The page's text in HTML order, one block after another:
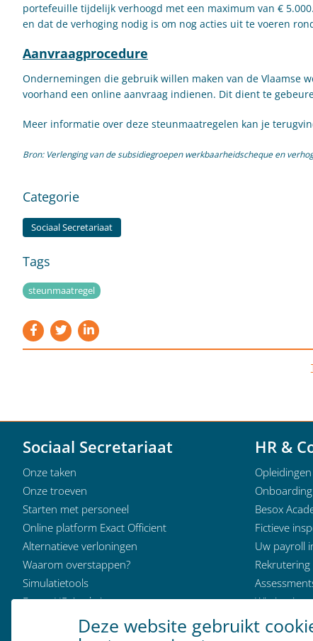
portefeuille tijdelijk verhoogd met een maximum van €
en dat de verhoging nodig is om nog acties uit te voeren
Aanvraagprocedure
Ondernemingen die gebruik willen maken van de Vlaamse
voorhand een online aanvraag indienen. Dit dient te
Meer informatie over deze steunmaatregelen kan je
Bron: Verlenging van de subsidiegroepen werkbaarheidscheque en
Categorie
Sociaal Secretariaat
Tags
steunmaatregel
Sociaal Secretariaat
Onze taken
Onze troeven
Starten met personeel
Online platform Exact Officient
Alternatieve verloningen
Waarom overstappen?
Simulatietools
Besox HR Analytics
Klantervaringen
Modeldocumenten
HR &
Opleidingen
Onboarding
Besox
Fictieve
Uw payroll
Rekrutering
Wie is wie
Deze website gebruikt